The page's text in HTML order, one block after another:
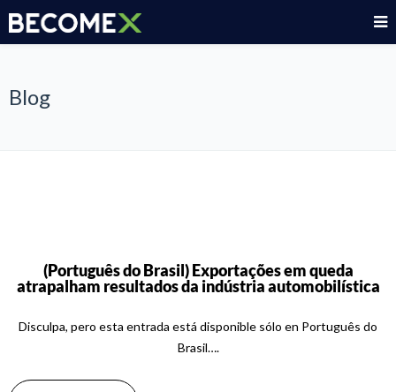
Blog
(Português do Brasil) Exportações em queda
atrapalham resultados da indústria automobilística
Disculpa, pero esta entrada está disponible sólo en Português do
Brasil….